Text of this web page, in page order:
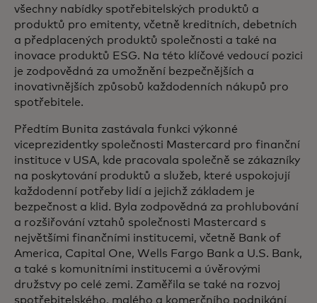
všechny nabídky spotřebitelských produktů a
produktů pro emitenty, včetně kreditních, debetních
a předplacených produktů společnosti a také na
inovace produktů ESG. Na této klíčové vedoucí pozici
je zodpovědná za umožnění bezpečnějších a
inovativnějších způsobů každodenních nákupů pro
spotřebitele.
Předtím Bunita zastávala funkci výkonné
viceprezidentky společnosti Mastercard pro finanční
instituce v USA, kde pracovala společně se zákazníky
na poskytování produktů a služeb, které uspokojují
každodenní potřeby lidí a jejichž základem je
bezpečnost a klid. Byla zodpovědná za prohlubování
a rozšiřování vztahů společnosti Mastercard s
největšími finančními institucemi, včetně Bank of
America, Capital One, Wells Fargo Bank a U.S. Bank,
a také s komunitními institucemi a úvěrovými
družstvy po celé zemi. Zaměřila se také na rozvoj
spotřebitelského, malého a komerčního podnikání